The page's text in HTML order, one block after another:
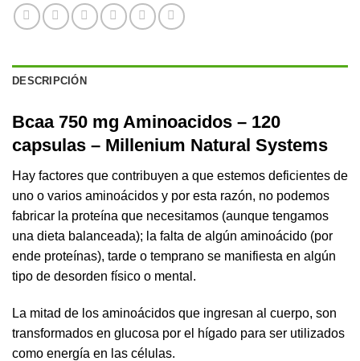
DESCRIPCIÓN
Bcaa 750 mg Aminoacidos – 120
capsulas – Millenium Natural Systems
Hay factores que contribuyen a que estemos deficientes de
uno o varios aminoácidos y por esta razón, no podemos
fabricar la proteína que necesitamos (aunque tengamos
una dieta balanceada); la falta de algún aminoácido (por
ende proteínas), tarde o temprano se manifiesta en algún
tipo de desorden físico o mental.
La mitad de los aminoácidos que ingresan al cuerpo, son
transformados en glucosa por el hígado para ser utilizados
como energía en las células.